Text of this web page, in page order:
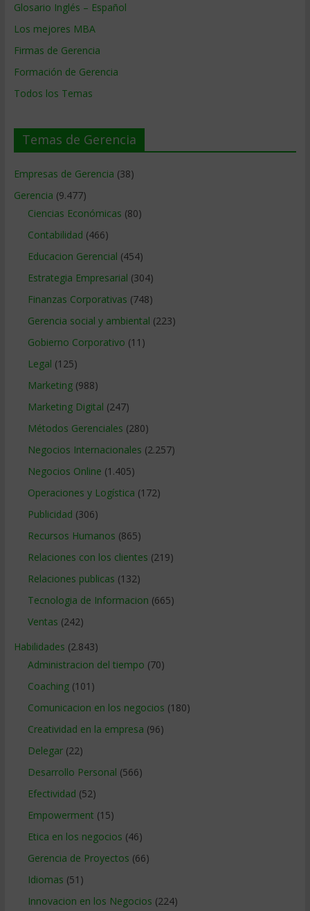
Glosario Inglés – Español
Los mejores MBA
Firmas de Gerencia
Formación de Gerencia
Todos los Temas
Temas de Gerencia
Empresas de Gerencia (38)
Gerencia (9.477)
Ciencias Económicas (80)
Contabilidad (466)
Educacion Gerencial (454)
Estrategia Empresarial (304)
Finanzas Corporativas (748)
Gerencia social y ambiental (223)
Gobierno Corporativo (11)
Legal (125)
Marketing(988)
Marketing Digital (247)
Métodos Gerenciales (280)
Negocios Internacionales (2.257)
Negocios Online (1.405)
Operaciones y Logística (172)
Publicidad (306)
Recursos Humanos (865)
Relaciones con los clientes (219)
Relaciones publicas (132)
Tecnologia de Informacion (665)
Ventas (242)
Habilidades (2.843)
Administracion del tiempo (70)
Coaching(101)
Comunicacion en los negocios (180)
Creatividad en la empresa (96)
Delegar(22)
Desarrollo Personal (566)
Efectividad (52)
Empowerment (15)
Etica en los negocios (46)
Gerencia de Proyectos (66)
Idiomas (51)
Innovacion en los Negocios (224)